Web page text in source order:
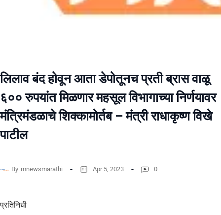
लिलाव बंद होवून आता डेपोतूनच प्रती ब्रास वाळू
६०० रुपयांत मिळणार महसूल विभागाच्या निर्णयावर
मंत्रिमंडळाचे शिक्कामोर्तब – मंत्री राधाकृष्ण विखे
पाटील
By mnewsmarathi Apr 5, 2023 0
प्रतिनिधी